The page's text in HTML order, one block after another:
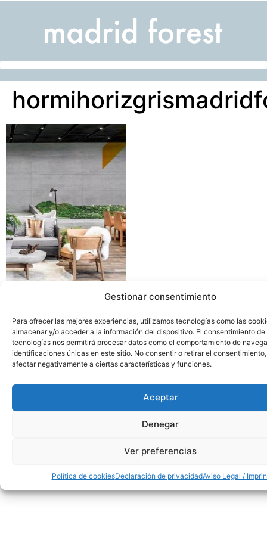
Gestionar consentimiento
Para ofrecer las mejores experiencias, utilizamos tecnologías como las
almacenar y/o acceder a la información del dispositivo. El consentimiento de
tecnologías nos permitirá procesar datos como el comportamiento de
identificaciones únicas en este sitio. No consentir o retirar el
afectar negativamente a ciertas características y funciones.
Aceptar
Denegar
Ver preferencias
Política de cookiesDeclaración de privacidadAviso Legal /
calle de juan montalvo 5- 28040, madrid
l-v: 8.30-14 / 15-18h
91 554 31 44 / 618 259 012 • info@madridforest.es
instalación · a